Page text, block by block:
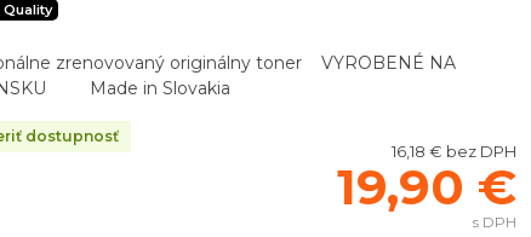
Quality
zrenovovaný originálny toner VYROBENÉ NA
Made in Slovakia
dostupnosť
16,18 € bez DPH
19,90 €
s DPH